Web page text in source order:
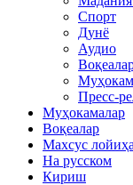
Спорт
Дунё
Аудио
Пресс-
Муҳокамалар
Воқеалар
Махсус
На русском
Кириш